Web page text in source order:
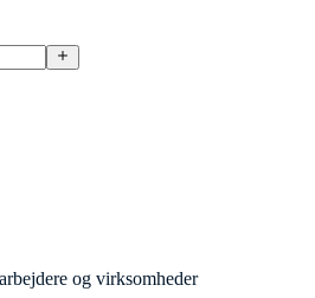
og virksomheder